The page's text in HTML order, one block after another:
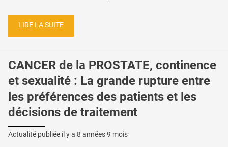
LIRE LA SUITE
CANCER de la PROSTATE, continence
et sexualité : La grande rupture entre
les préférences des patients et les
décisions de traitement
Actualité publiée il y a 8 années 9 mois